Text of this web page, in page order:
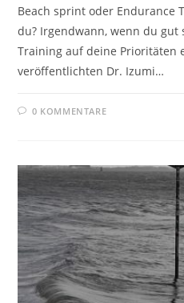
Beach sprint oder Endurance
du? Irgendwann, wenn du
Training auf deine Prioritäten
veröffentlichten Dr. Izumi…
0 KOMMENTARE